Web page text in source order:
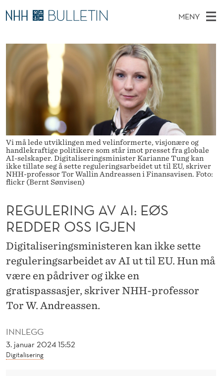
R
E
G
E
N
G
V
A
E
Ø
R
E
MENY
O
D
M
N
Y
Ø
E
Stipendiater og nye forskerprofiler
Disputaser
Ekspertutvalg
Om Bulletin
Vi må lede utviklingen med velinformerte, visjonære og
handlekraftige politikere som står imot presset fra globale
AI-selskaper. Digitaliseringsminister Karianne Tung kan
ikke tillate seg å sette reguleringsarbeidet ut til EU, skriver
NHH-professor Tor Wallin Andreassen i Finansavisen. Foto:
flickr (Bernt Sønvisen)
INNLEGG
3. januar 2024 15:52
Digitalisering
REGULERING AV AI: EØS
REDDER OSS IGJEN
Digitaliseringsministeren kan ikke sette
reguleringsarbeidet av AI ut til EU. Hun må
være en pådriver og ikke en
gratispassasjer, skriver NHH-professor
Tor W. Andreassen.